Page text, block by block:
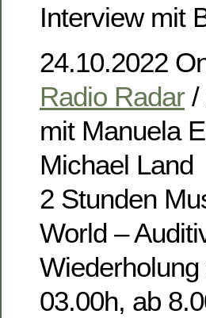
Interview mit
24.10.2022
Radio Radar /
mit Manuela
Michael Land
2 Stunden
World –
03.00h, ab